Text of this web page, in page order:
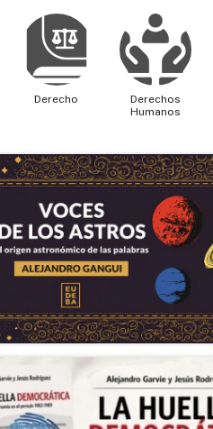
Derecho
Derechos
Humanos